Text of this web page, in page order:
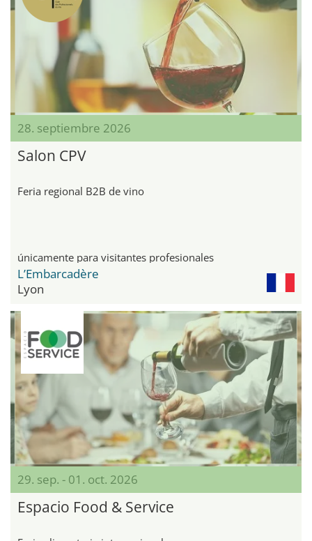
28. septiembre 2026
Salon CPV
Feria regional B2B de vino
únicamente para visitantes profesionales
L’Embarcadère
Lyon
29. sep. - 01. oct. 2026
Espacio Food & Service